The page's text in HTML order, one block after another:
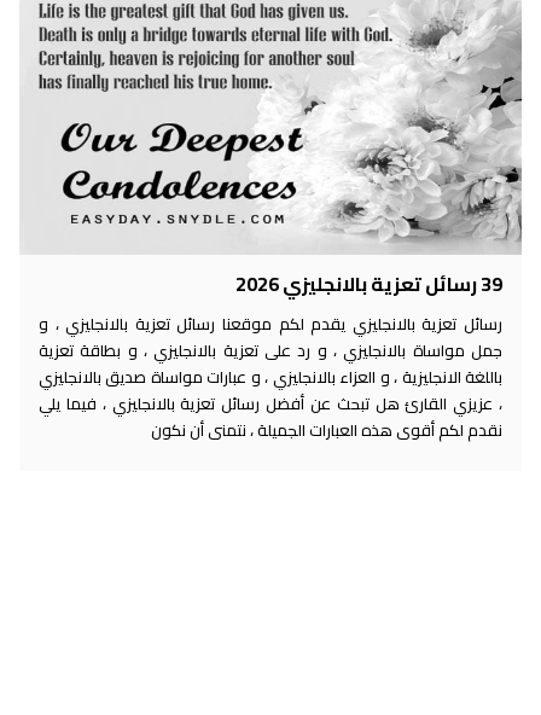
39 رسائل تعزية بالانجليزي 2026
رسائل تعزية بالانجليزي يقدم لكم موقعنا رسائل تعزية بالانجليزي ، و
جمل مواساة بالانجليزي ، و رد على تعزية بالانجليزي ، و بطاقة تعزية
باللغة الانجليزية ، و العزاء بالانجليزي ، و عبارات مواساة صديق بالانجليزي
، عزيزي القارئ هل تبحث عن أفضل رسائل تعزية بالانجليزي ، فيما يلي
نقدم لكم أقوى هذه العبارات الجميلة ، نتمنى أن نكون